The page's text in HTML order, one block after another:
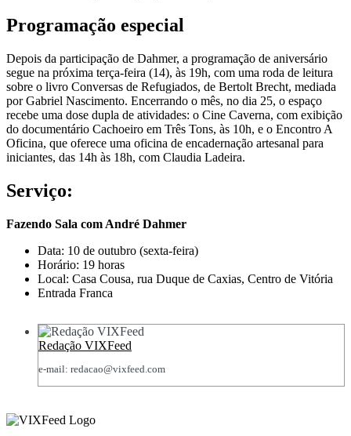
Programação especial
Depois da participação de Dahmer, a programação de aniversário
segue na próxima terça-feira (14), às 19h, com uma roda de leitura
sobre o livro Conversas de Refugiados, de Bertolt Brecht, mediada
por Gabriel Nascimento. Encerrando o mês, no dia 25, o espaço
recebe uma dose dupla de atividades: o Cine Caverna, com exibição
do documentário Cachoeiro em Três Tons, às 10h, e o Encontro A
Oficina, que oferece uma oficina de encadernação artesanal para
iniciantes, das 14h às 18h, com Claudia Ladeira.
Serviço:
Fazendo Sala com André Dahmer
Data: 10 de outubro (sexta-feira)
Horário: 19 horas
Local: Casa Cousa, rua Duque de Caxias, Centro de Vitória
Entrada Franca
Redação VIXFeed
e-mail: redacao@vixfeed.com